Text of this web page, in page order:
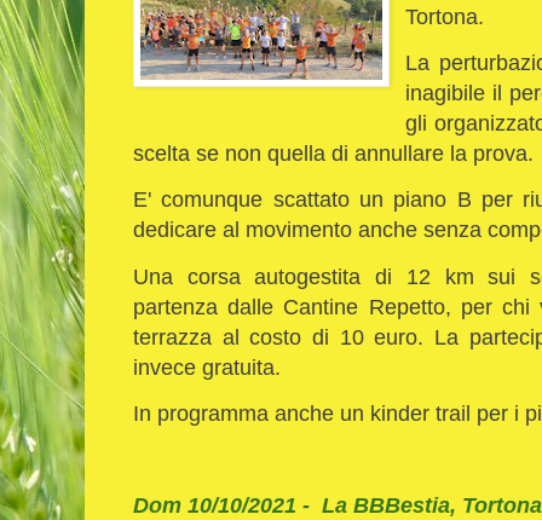
Tortona.
La
inagibile il
gli
scelta se non quella di annullare la prova.
E' comunque scattato un piano B per
dedicare al movimento anche senza
Una corsa autogestita di 12 km sui
partenza dalle Cantine Repetto, per
terrazza al costo di 10 euro. La
invece gratuita.
In programma anche un kinder trail per i
Dom 10/10/2021 - La BBBestia,